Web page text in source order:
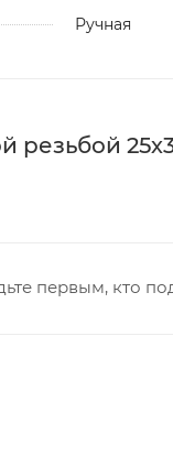
Ручная
первым, кто